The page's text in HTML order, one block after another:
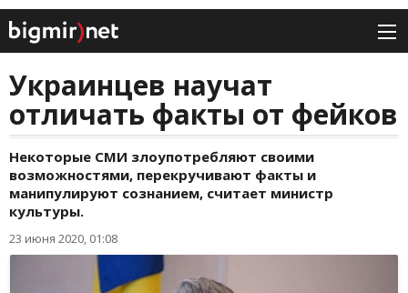
Украинцев научат
отличать факты от фейков
Некоторые СМИ злоупотребляют своими
возможностями, перекручивают факты и
манипулируют сознанием, считает министр
культуры.
23 июня 2020, 01:08